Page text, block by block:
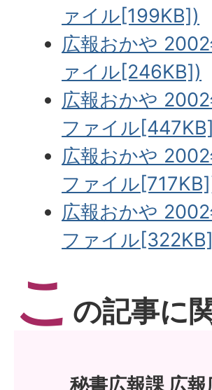
ァイル[199KB])
広報おかや
ァイル[246KB])
広報おかや
ファイル
広報おかや
ファイル
広報おかや
ファイル
こ の記事に
秘書広報課 広報